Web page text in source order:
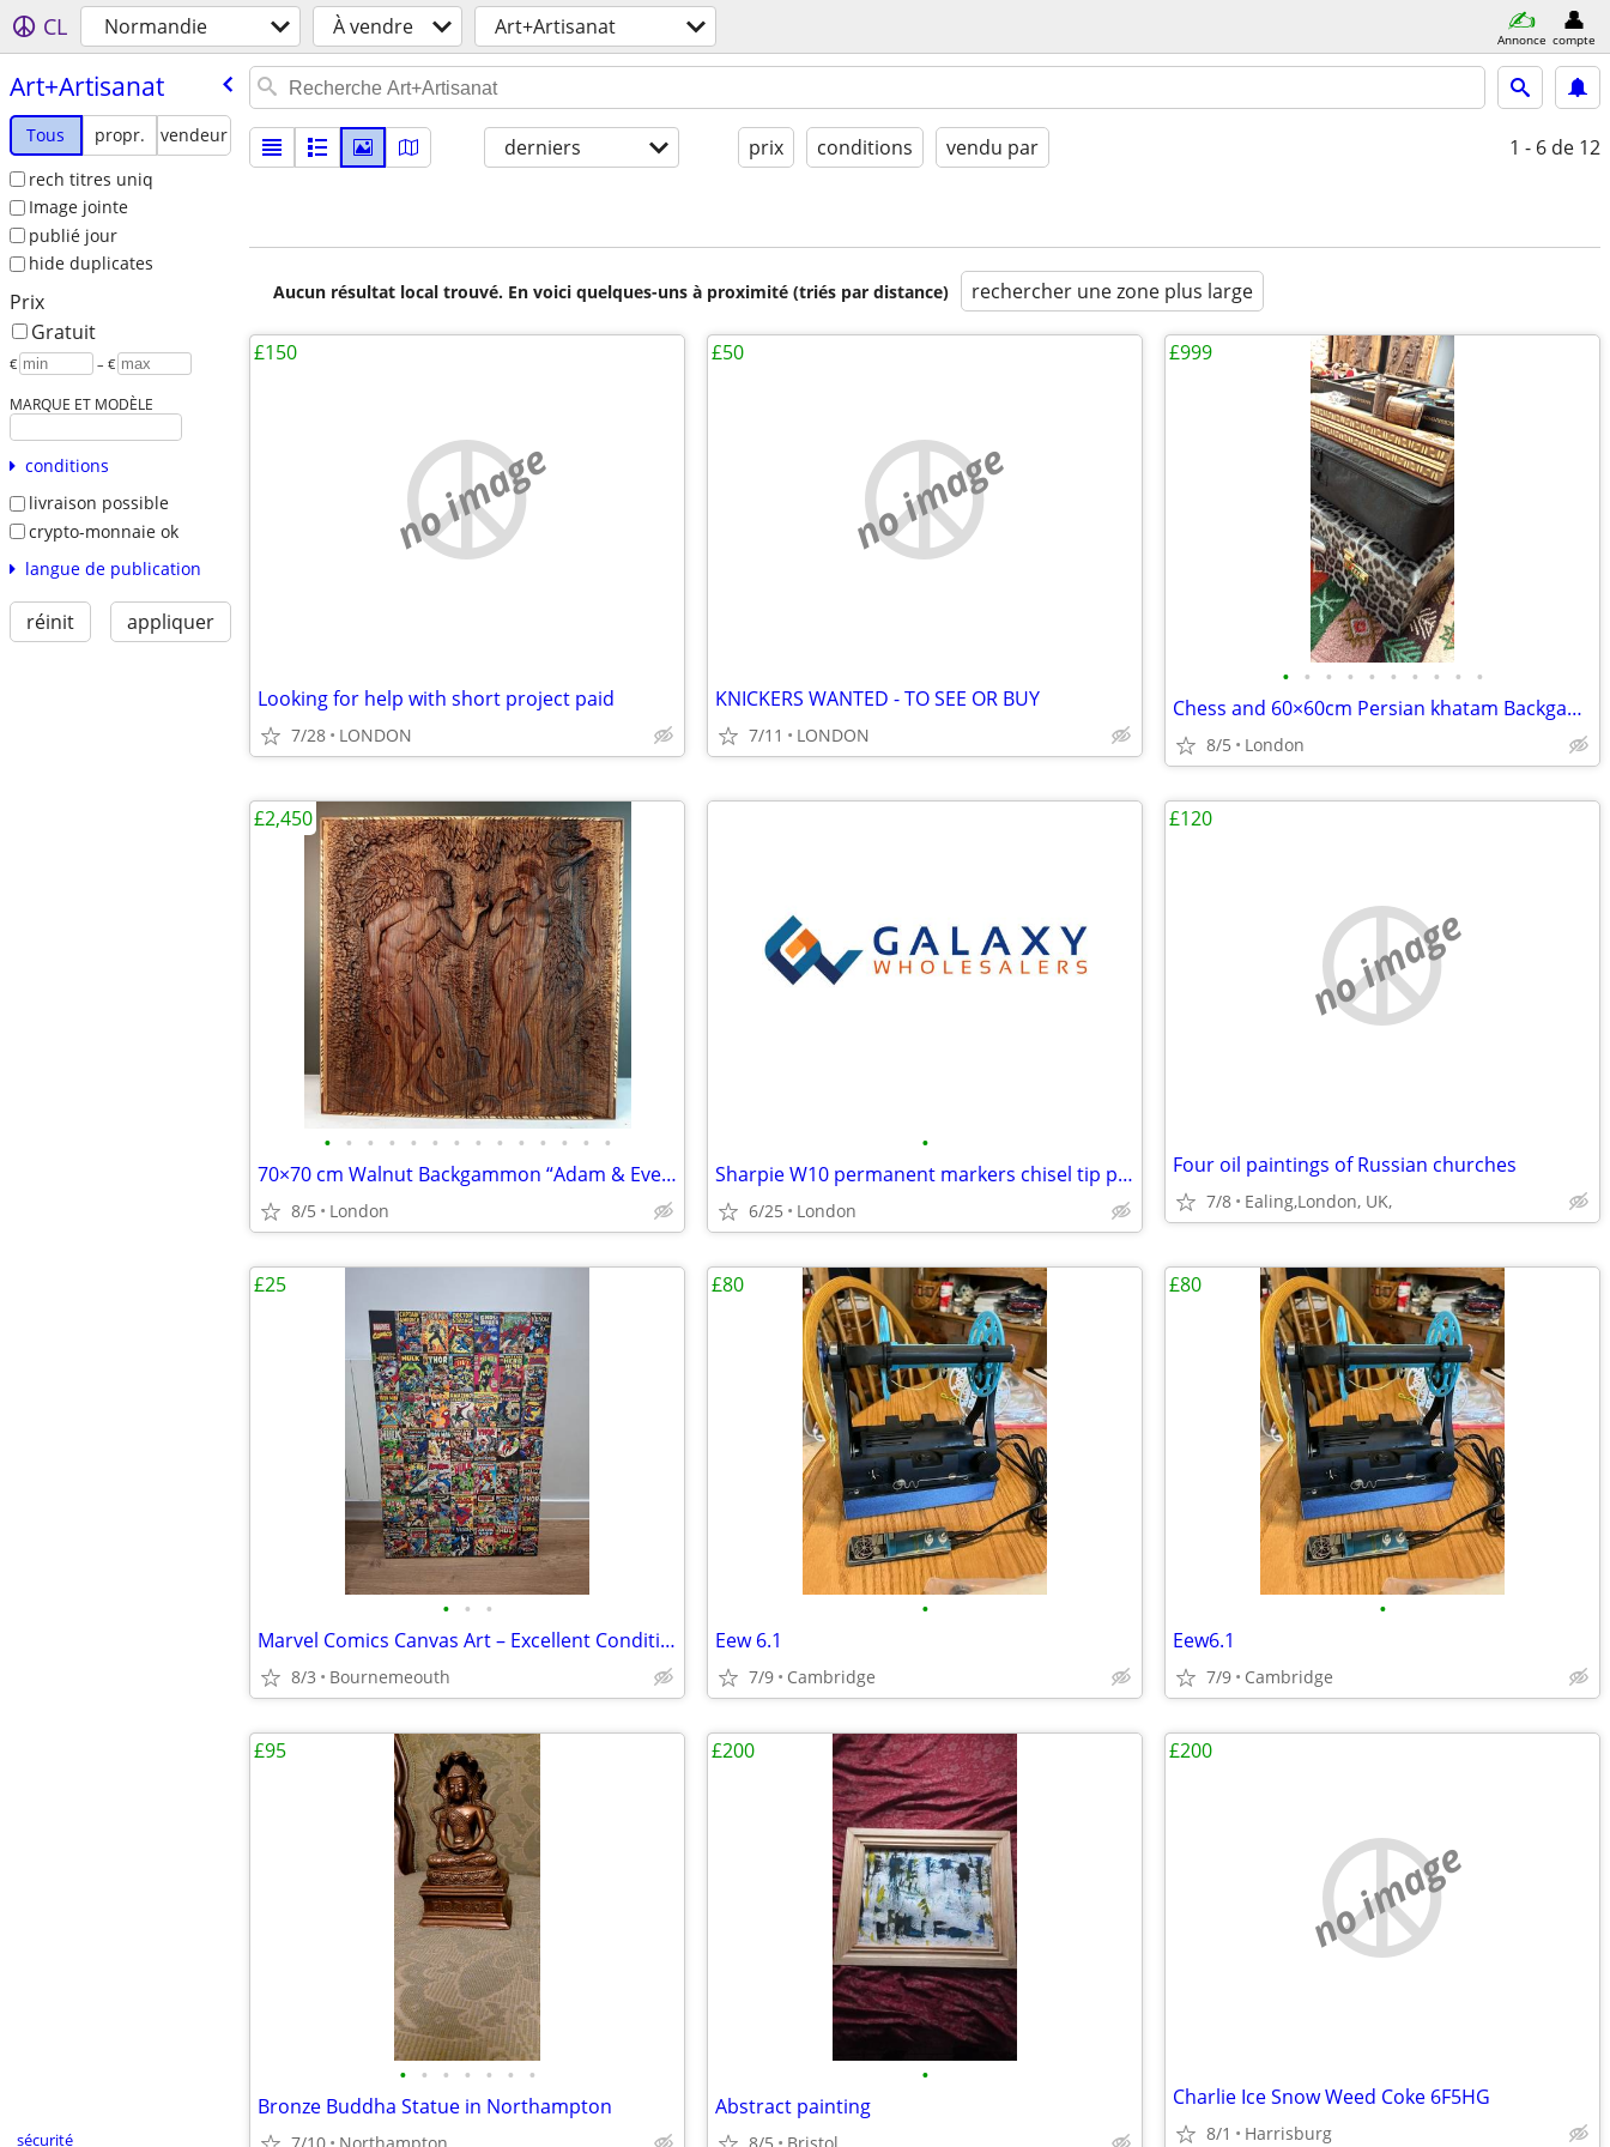
CL Normandie À vendre Art+Artisanat Annonce compte
Art+Artisanat
Tous propr.
vendeur
rech titres uniq
Image jointe
publié jour
hide duplicates
Prix
Gratuit
€ – €
MARQUE ET MODÈLE
conditions
livraison possible
crypto-monnaie ok
langue de publication
réinit appliquer
sécurité
derniers prix conditions vendu par 1 - 6 de 12
Aucun résultat local trouvé. En voici quelques-uns à proximité (triés par distance) rechercher une zone plus large
no image
Looking for help with short project paid
7/28 LONDON
£150
no image
KNICKERS WANTED - TO SEE OR BUY
7/11 LONDON
£50
• • • • • • • • • •
Chess and 60×60cm Persian khatam Backgammon Museum Grade Handmade
8/5 London
£999
• • • • • • • • • • • • • •
70×70 cm Walnut Backgammon “Adam & Eve” Museum Grade
8/5 London
£2,450
•
Sharpie W10 permanent markers chisel tip pack of 5 in black ink – sing
6/25 London
no image
Four oil paintings of Russian churches
7/8 Ealing,London, UK,
£120
• • •
Marvel Comics Canvas Art – Excellent Condition
8/3 Bournemeouth
£25
•
Eew 6.1
7/9 Cambridge
£80
•
Eew6.1
7/9 Cambridge
£80
• • • • • • •
Bronze Buddha Statue in Northampton
£95
•
Abstract painting
£200
no image
Charlie Ice Snow Weed Coke 6F5HG
8/1 Harrisburg
£200